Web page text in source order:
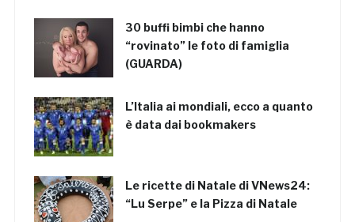
30 buffi bimbi che hanno
“rovinato” le foto di famiglia
(GUARDA)
L’Italia ai mondiali, ecco a quanto
è data dai bookmakers
Le ricette di Natale di VNews24:
“Lu Serpe” e la Pizza di Natale